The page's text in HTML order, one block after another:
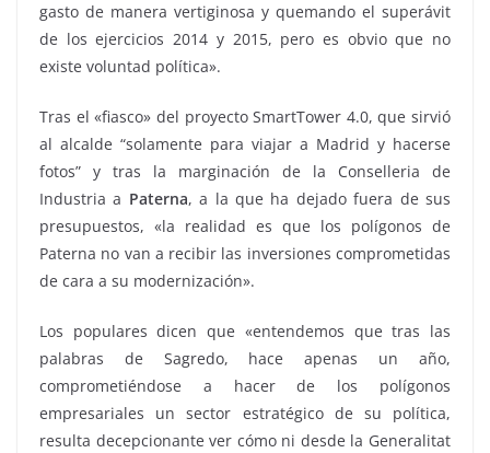
gasto de manera vertiginosa y quemando el superávit
de los ejercicios 2014 y 2015, pero es obvio que no
existe voluntad política».
Tras el «fiasco» del proyecto SmartTower 4.0, que sirvió
al alcalde “solamente para viajar a Madrid y hacerse
fotos” y tras la marginación de la Conselleria de
Industria a Paterna, a la que ha dejado fuera de sus
presupuestos, «la realidad es que los polígonos de
Paterna no van a recibir las inversiones comprometidas
de cara a su modernización».
Los populares dicen que «entendemos que tras las
palabras de Sagredo, hace apenas un año,
comprometiéndose a hacer de los polígonos
empresariales un sector estratégico de su política,
resulta decepcionante ver cómo ni desde la Generalitat